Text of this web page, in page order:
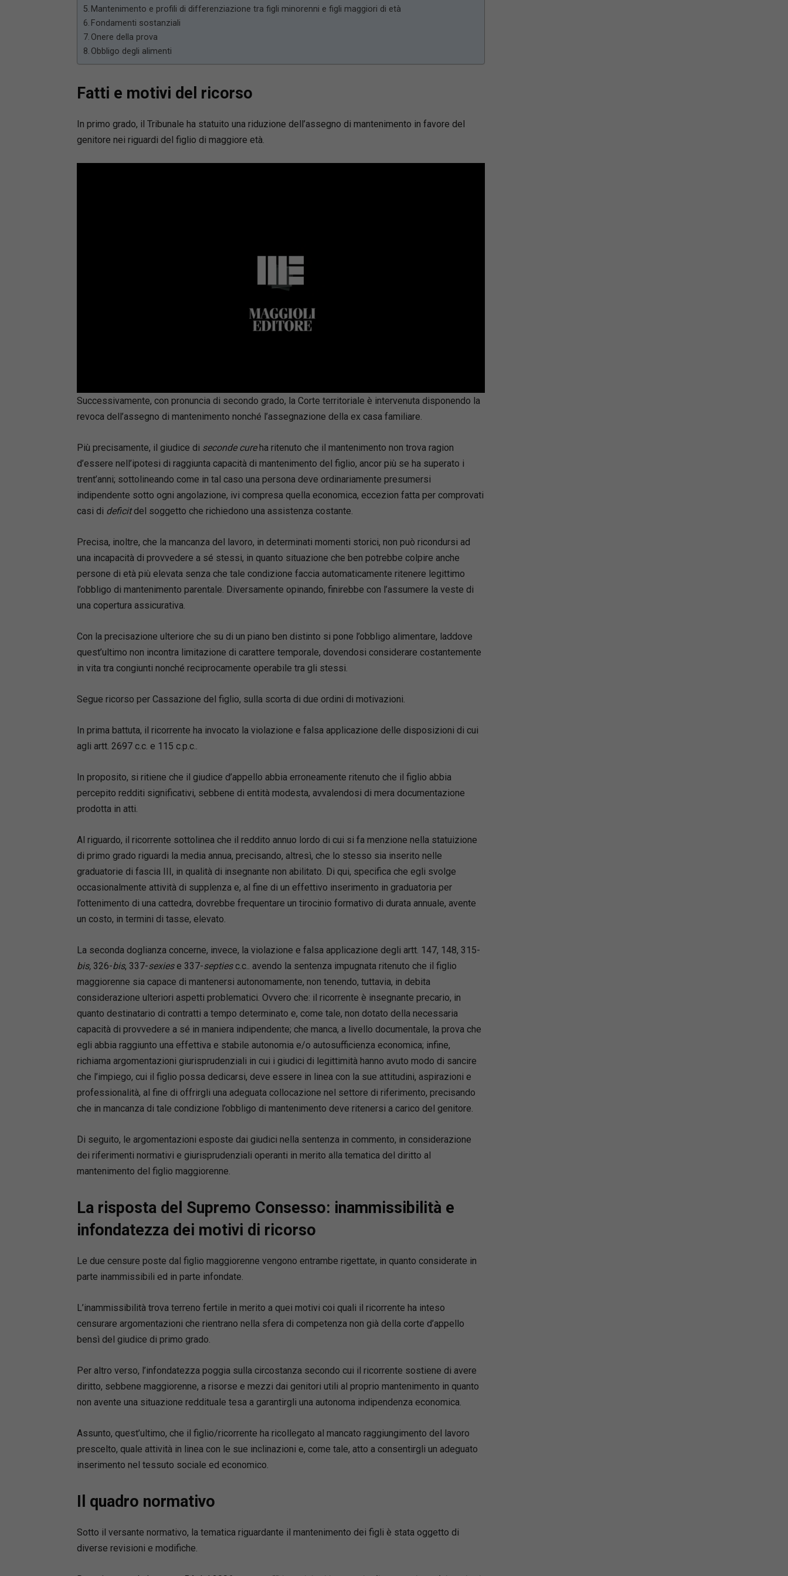
Mantenimento e profili di differenziazione tra figli minorenni e figli maggiori di età
Fondamenti sostanziali
Onere della prova
Obbligo degli alimenti
Fatti e motivi del ricorso
In primo grado, il Tribunale ha statuito una riduzione dell’assegno di mantenimento in favore del
genitore nei riguardi del figlio di maggiore età.
Successivamente, con pronuncia di secondo grado, la Corte territoriale è intervenuta disponendo la
revoca dell’assegno di mantenimento nonché l’assegnazione della ex casa familiare.
Più precisamente, il giudice di seconde cureha ritenuto che il mantenimento non trova ragion
d’essere nell’ipotesi di raggiunta capacità di mantenimento del figlio, ancor più se ha superato i
trent’anni; sottolineando come in tal caso una persona deve ordinariamente presumersi
indipendente sotto ogni angolazione, ivi compresa quella economica, eccezion fatta per comprovati
casi di deficitdel soggetto che richiedono una assistenza costante.
Precisa, inoltre, che la mancanza del lavoro, in determinati momenti storici, non può ricondursi ad
una incapacità di provvedere a sé stessi, in quanto situazione che ben potrebbe colpire anche
persone di età più elevata senza che tale condizione faccia automaticamente ritenere legittimo
l’obbligo di mantenimento parentale. Diversamente opinando, finirebbe con l’assumere la veste di
una copertura assicurativa.
Con la precisazione ulteriore che su di un piano ben distinto si pone l’obbligo alimentare, laddove
quest’ultimo non incontra limitazione di carattere temporale, dovendosi considerare costantemente
in vita tra congiunti nonché reciprocamente operabile tra gli stessi.
Segue ricorso per Cassazione del figlio, sulla scorta di due ordini di motivazioni.
In prima battuta, il ricorrente ha invocato la violazione e falsa applicazione delle disposizioni di cui
agli artt. 2697 c.c. e 115 c.p.c..
In proposito, si ritiene che il giudice d’appello abbia erroneamente ritenuto che il figlio abbia
percepito redditi significativi, sebbene di entità modesta, avvalendosi di mera documentazione
prodotta in atti.
Al riguardo, il ricorrente sottolinea che il reddito annuo lordo di cui si fa menzione nella statuizione
di primo grado riguardi la media annua, precisando, altresì, che lo stesso sia inserito nelle
graduatorie di fascia III, in qualità di insegnante non abilitato. Di qui, specifica che egli svolge
occasionalmente attività di supplenza e, al fine di un effettivo inserimento in graduatoria per
l’ottenimento di una cattedra, dovrebbe frequentare un tirocinio formativo di durata annuale, avente
un costo, in termini di tasse, elevato.
La seconda doglianza concerne, invece, la violazione e falsa applicazione degli artt. 147, 148, 315-
bis,326-bis, 337-sexiese 337-septiesc.c.. avendo la sentenza impugnata ritenuto che il figlio
maggiorenne sia capace di mantenersi autonomamente, non tenendo, tuttavia, in debita
considerazione ulteriori aspetti problematici. Ovvero che: il ricorrente è insegnante precario, in
quanto destinatario di contratti a tempo determinato e, come tale, non dotato della necessaria
capacità di provvedere a sé in maniera indipendente; che manca, a livello documentale, la prova che
egli abbia raggiunto una effettiva e stabile autonomia e/o autosufficienza economica; infine,
richiama argomentazioni giurisprudenziali in cui i giudici di legittimità hanno avuto modo di sancire
che l’impiego, cui il figlio possa dedicarsi, deve essere in linea con la sue attitudini, aspirazioni e
professionalità, al fine di offrirgli una adeguata collocazione nel settore di riferimento, precisando
che in mancanza di tale condizione l’obbligo di mantenimento deve ritenersi a carico del genitore.
Di seguito, le argomentazioni esposte dai giudici nella sentenza in commento, in considerazione
dei riferimenti normativi e giurisprudenziali operanti in merito alla tematica del diritto al
mantenimento del figlio maggiorenne.
La risposta del Supremo Consesso: inammissibilità e
infondatezza dei motivi di ricorso
Le due censure poste dal figlio maggiorenne vengono entrambe rigettate, in quanto considerate in
parte inammissibili ed in parte infondate.
L’inammissibilità trova terreno fertile in merito a quei motivi coi quali il ricorrente ha inteso
censurare argomentazioni che rientrano nella sfera di competenza non già della corte d’appello
bensì del giudice di primo grado.
Per altro verso, l’infondatezza poggia sulla circostanza secondo cui il ricorrente sostiene di avere
diritto, sebbene maggiorenne, a risorse e mezzi dai genitori utili al proprio mantenimento in quanto
non avente una situazione reddituale tesa a garantirgli una autonoma indipendenza economica.
Assunto, quest’ultimo, che il figlio/ricorrente ha ricollegato al mancato raggiungimento del lavoro
prescelto, quale attività in linea con le sue inclinazioni e, come tale, atto a consentirgli un adeguato
inserimento nel tessuto sociale ed economico.
Il quadro normativo
Sotto il versante normativo, la tematica riguardante il mantenimento dei figli è stata oggetto di
diverse revisioni e modifiche.